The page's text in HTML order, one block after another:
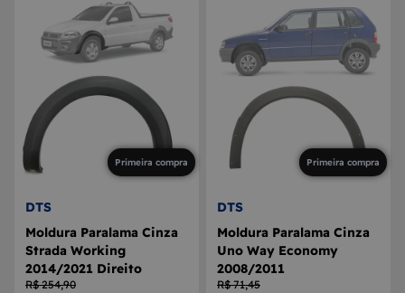
Primeira compra
DTS
Moldura Paralama Cinza
Strada Working
2014/2021 Direito
R$ 254,90
Primeira compra
DTS
Moldura Paralama Cinza
Uno Way Economy
2008/2011
R$ 71,45